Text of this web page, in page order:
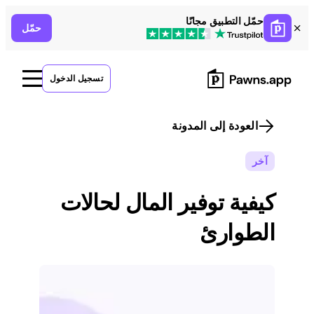
Skip
to
content
حمّل التطبيق مجانًا
حمّل
تسجيل الدخول
العودة إلى المدونة
آخر
كيفية توفير المال لحالات
الطوارئ